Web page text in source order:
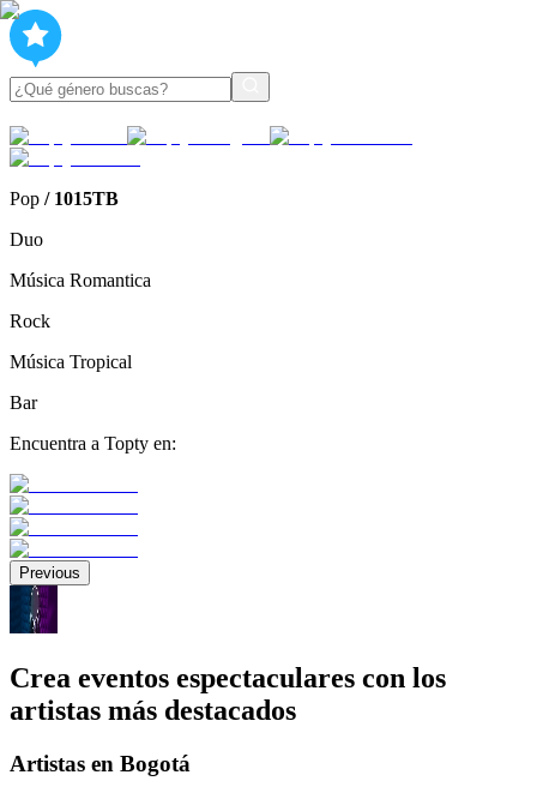
Pop / 1015TB
Duo
Música Romantica
Rock
Música Tropical
Bar
Encuentra a Topty en:
Previous
Crea eventos espectaculares con los
artistas más destacados
Artistas en Bogotá